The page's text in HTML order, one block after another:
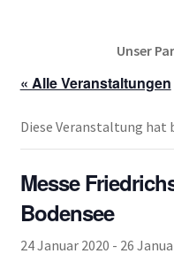
Unser
« Alle Veranstaltungen
Diese Veranstaltung
Messe
Bodensee
24 Januar 2020 - 26